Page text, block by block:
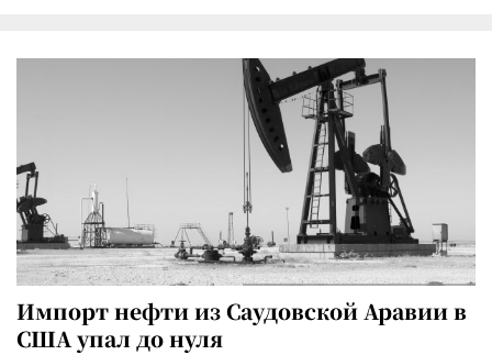
Импорт нефти из Саудовской Аравии в
США упал до нуля